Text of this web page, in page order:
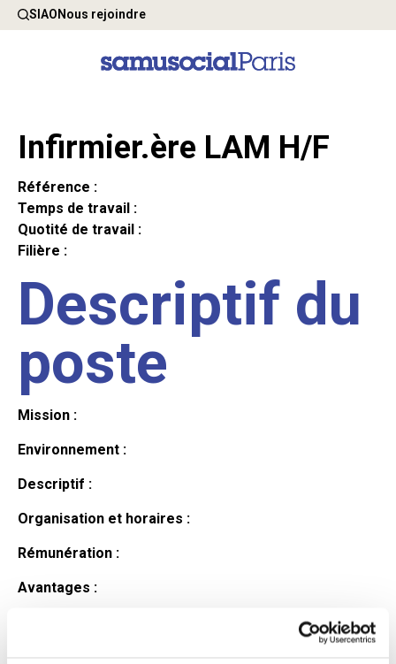
SIAONous rejoindre
Infirmier.ère LAM H/F
Référence :
Temps de travail :
Quotité de travail :
Filière :
Descriptif du
poste
Mission :
Environnement :
Descriptif :
Organisation et horaires :
Rémunération :
Avantages :